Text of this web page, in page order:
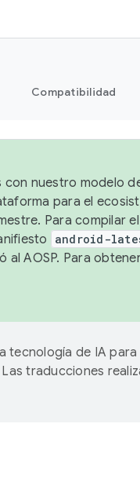
Compatibilidad
nuestro modelo
para el
Para compilar
android-
al AOSP. Para
tecnología de IA
traducciones